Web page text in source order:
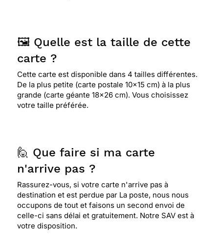
🖼️ Quelle est la taille de cette
carte ?
Cette carte est disponible dans 4 tailles différentes.
De la plus petite (carte postale 10x15 cm) à la plus
grande (carte géante 18x26 cm). Vous choisissez
votre taille préférée.
🙋 Que faire si ma carte
n'arrive pas ?
Rassurez-vous, si votre carte n'arrive pas à
destination et est perdue par La poste, nous nous
occupons de tout et faisons un second envoi de
celle-ci sans délai et gratuitement. Notre SAV est à
votre disposition.